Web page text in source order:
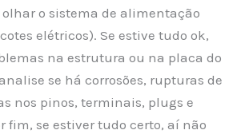
olhar o sistema de alimentação
elétricos). Se estive tudo ok,
na estrutura ou na placa do
se há corrosões, rupturas de
nos pinos, terminais, plugs e
fim, se estiver tudo certo, aí não